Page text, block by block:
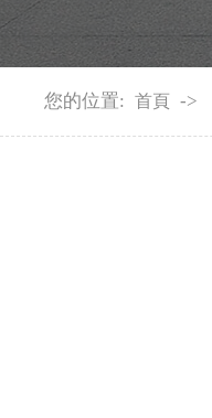
您的位置: 首頁 ->